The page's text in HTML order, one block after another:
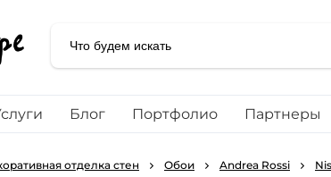
Блог Портфолио Партнеры
отделка стен Обои Andrea Rossi